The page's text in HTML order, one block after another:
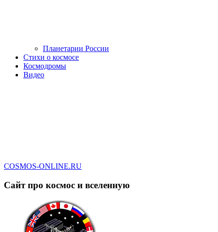
Планетарии России
Стихи о космосе
Космодромы
Видео
COSMOS-ONLINE.RU
Сайт про космос и вселенную